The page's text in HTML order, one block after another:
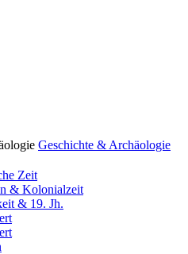
Geschichte & Archäologie
Zeit
& Kolonialzeit
& 19. Jh.